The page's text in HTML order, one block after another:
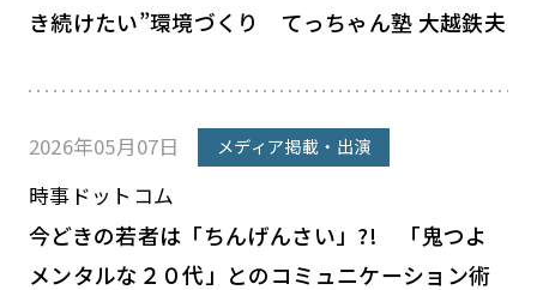
き続けたい”環境づくり てっちゃん塾 大越鉄夫
2026年05月07日 メディア掲載・出演
時事ドットコム
今どきの若者は「ちんげんさい」?! 「鬼つよ
メンタルな２０代」とのコミュニケーション術